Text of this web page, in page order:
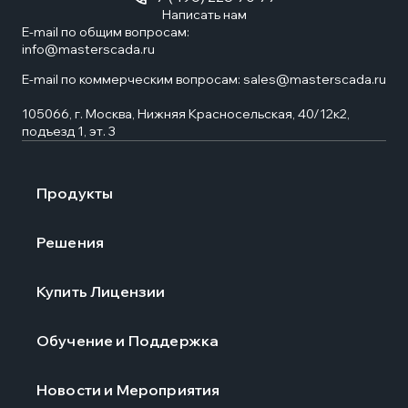
Продукты
Решения
Купить Лицензии
Обучение и Поддержка
Новости и Мероприятия
Написать нам
E-mail по общим вопросам:
info@masterscada.ru
E-mail по коммерческим вопросам: sales@masterscada.ru
105066, г. Москва, Нижняя Красносельская, 40/12к2,
подъезд 1, эт. 3